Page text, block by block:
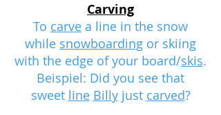
Carving
To carve a line in the snow
while snowboarding or skiing
with the edge of your board/skis.
Beispiel: Did you see that
sweet line Billyjust carved?